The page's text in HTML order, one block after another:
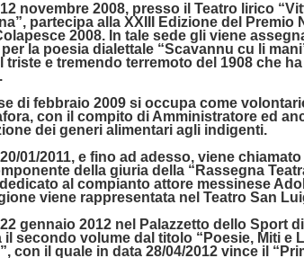
novembre 2008, presso il Teatro lirico
partecipa alla XXIII Edizione del Premio
2008. In tale sede gli viene
per la poesia dialettale “Scavannu cu li
triste e tremendo terremoto del 1908 che
di febbraio 2009 si occupa come
con il compito di Amministratore ed
dei generi alimentari agli indigenti.
01/2011, e fino ad adesso, viene
della giuria della “Rassegna
al compianto attore messinese
viene rappresentata nel Teatro San
gennaio 2012 nel Palazzetto dello Sport
il secondo volume dal titolo “Poesie, Miti e
con il quale in data 28/04/2012 vince il